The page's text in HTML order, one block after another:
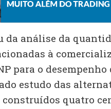
da análise da
à
para o
estudo das
quatro